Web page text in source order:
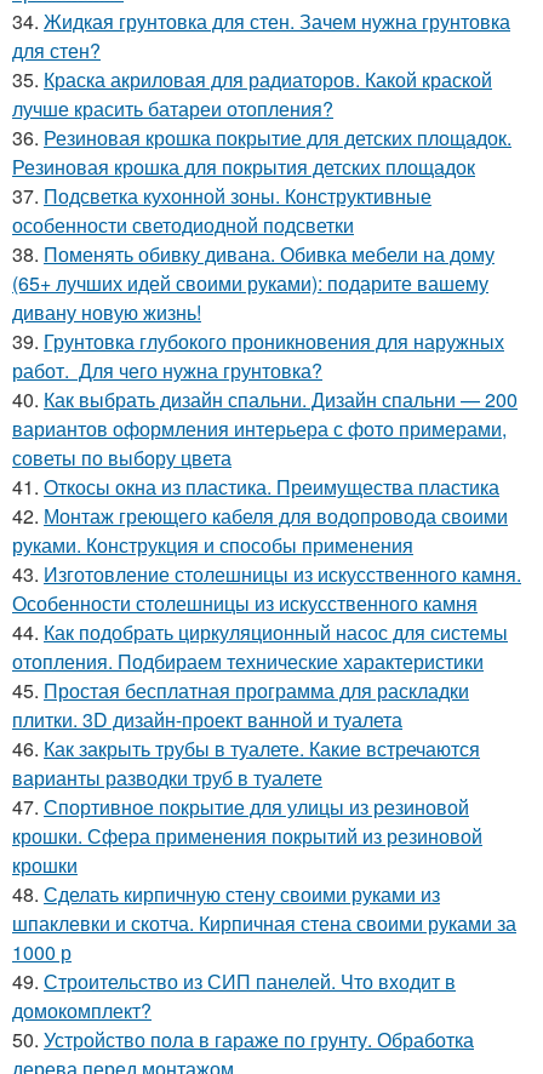
34. Жидкая грунтовка для стен. Зачем нужна грунтовка
для стен?
35. Краска акриловая для радиаторов. Какой краской
лучше красить батареи отопления?
36. Резиновая крошка покрытие для детских площадок.
Резиновая крошка для покрытия детских площадок
37. Подсветка кухонной зоны. Конструктивные
особенности светодиодной подсветки
38. Поменять обивку дивана. Обивка мебели на дому
(65+ лучших идей своими руками): подарите вашему
дивану новую жизнь!
39. Грунтовка глубокого проникновения для наружных
работ. Для чего нужна грунтовка?
40. Как выбрать дизайн спальни. Дизайн спальни — 200
вариантов оформления интерьера с фото примерами,
советы по выбору цвета
41. Откосы окна из пластика. Преимущества пластика
42. Монтаж греющего кабеля для водопровода своими
руками. Конструкция и способы применения
43. Изготовление столешницы из искусственного камня.
Особенности столешницы из искусственного камня
44. Как подобрать циркуляционный насос для системы
отопления. Подбираем технические характеристики
45. Простая бесплатная программа для раскладки
плитки. 3D дизайн-проект ванной и туалета
46. Как закрыть трубы в туалете. Какие встречаются
варианты разводки труб в туалете
47. Спортивное покрытие для улицы из резиновой
крошки. Сфера применения покрытий из резиновой
крошки
48. Сделать кирпичную стену своими руками из
шпаклевки и скотча. Кирпичная стена своими руками за
1000 р
49. Строительство из СИП панелей. Что входит в
домокомплект?
50. Устройство пола в гараже по грунту. Обработка
дерева перед монтажом